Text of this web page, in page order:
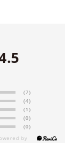
(7)
(4)
(1)
(0)
(0)